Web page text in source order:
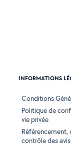
INFORMATIONS
Conditions
Politique de
vie privée
Référencement,
contrôle des avis